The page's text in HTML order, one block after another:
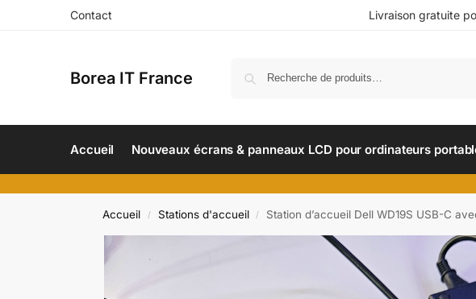
Contact Livraison gratuite
Borea IT France
Accueil Nouveaux écrans & panneaux LCD pour ordinateurs
Accueil / Stations d'accueil / Station d’accueil Dell WD19S USB-C